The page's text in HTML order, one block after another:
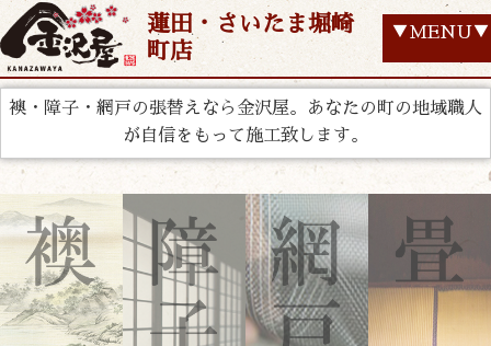
蓮田・さいたま堀崎
町店
▼MENU▼
襖・障子・網戸の張替えなら金沢屋。あなたの町の地域職人
が自信をもって施工致します。